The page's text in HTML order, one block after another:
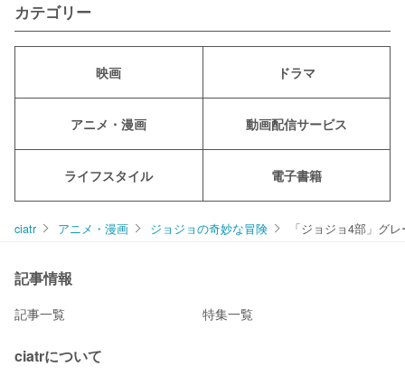
カテゴリー
映画 ドラマ
アニメ・漫画 動画配信サービス
ライフスタイル 電子書籍
ciatr アニメ・漫画 ジョジョの奇妙な冒険 「ジョジョ4部」グ
記事情報
記事一覧 特集一覧
ciatrについて